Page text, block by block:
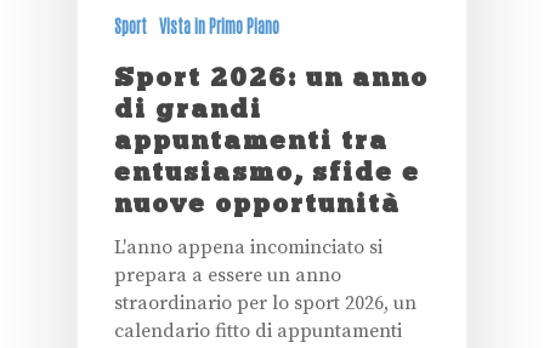
Sport Vista in Primo Piano
Sport 2026: un anno
di grandi
appuntamenti tra
entusiasmo, sfide e
nuove opportunità
L'anno appena incominciato si
prepara a essere un anno
straordinario per lo sport 2026, un
calendario fitto di appuntamenti